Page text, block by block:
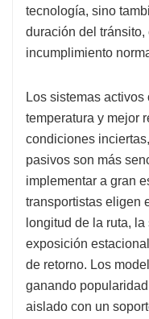
tecnología, sino
duración del
incumplimiento
Los sistemas
temperatura y mejor
condiciones
pasivos son más
implementar a gran
transportistas eligen
longitud de la ruta,
exposición
de retorno. Los
ganando
aislado con un